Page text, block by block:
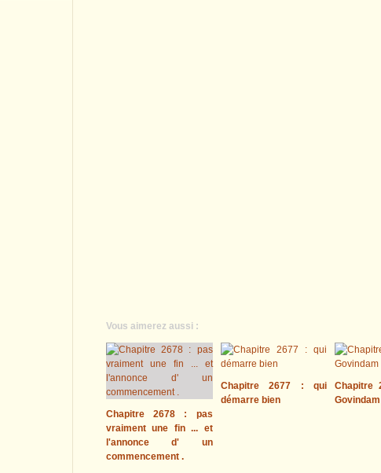
Vous aimerez aussi :
Chapitre 2678 : pas
vraiment une fin ... et
l'annonce d' un
commencement .
Chapitre 2677 : qui
démarre bien
Chapitre
Govindam